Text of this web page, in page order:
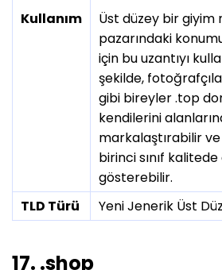
Kullanım
Üst düzey bir giyim
pazarındaki
için bu uzantıyı
şekilde,
gibi bireyler .top
kendilerini
markalaştırabilir ve
birinci sınıf
gösterebilir.
TLD Türü
Yeni Jenerik Üst
17. .shop